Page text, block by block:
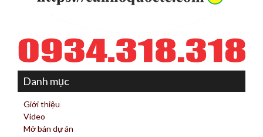
Danh mục
Giới thiệu
Video
Mở bán dự án